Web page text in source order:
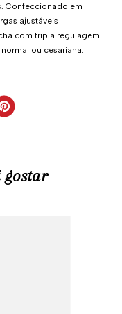
Confeccionado em
ajustáveis
com tripla regulagem.
ou cesariana.
gostar